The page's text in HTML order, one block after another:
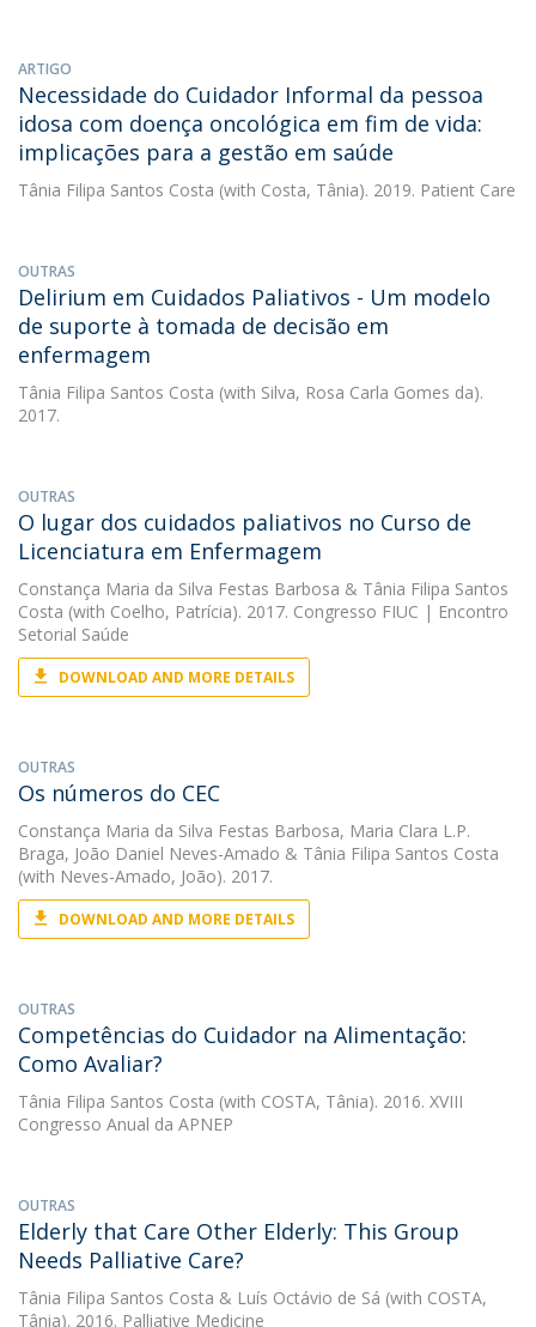
ARTIGO
Necessidade do Cuidador Informal da pessoa
idosa com doença oncológica em fim de vida:
implicações para a gestão em saúde
Tânia Filipa Santos Costa (with Costa, Tânia). 2019. Patient Care
OUTRAS
Delirium em Cuidados Paliativos - Um modelo
de suporte à tomada de decisão em
enfermagem
Tânia Filipa Santos Costa (with Silva, Rosa Carla Gomes da).
2017.
OUTRAS
O lugar dos cuidados paliativos no Curso de
Licenciatura em Enfermagem
Constança Maria da Silva Festas Barbosa & Tânia Filipa Santos
Costa (with Coelho, Patrícia). 2017. Congresso FIUC | Encontro
Setorial Saúde
DOWNLOAD AND MORE DETAILS
OUTRAS
Os números do CEC
Constança Maria da Silva Festas Barbosa, Maria Clara L.P.
Braga, João Daniel Neves-Amado & Tânia Filipa Santos Costa
(with Neves-Amado, João). 2017.
DOWNLOAD AND MORE DETAILS
OUTRAS
Competências do Cuidador na Alimentação:
Como Avaliar?
Tânia Filipa Santos Costa (with COSTA, Tânia). 2016. XVIII
Congresso Anual da APNEP
OUTRAS
Elderly that Care Other Elderly: This Group
Needs Palliative Care?
Tânia Filipa Santos Costa & Luís Octávio de Sá (with COSTA,
Tânia). 2016. Palliative Medicine